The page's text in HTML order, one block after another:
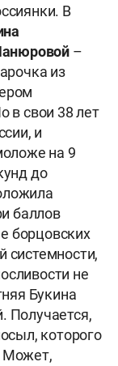
В
–
из
в свои 38 лет
и
на 9
до
баллов
борцовских
системности,
не
Букина
Получается,
которого
Может,